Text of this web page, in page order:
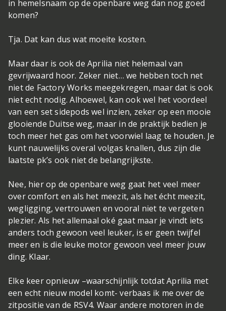
in hemelsnaam op de openbare weg dan nog goed
komen?
Tja. Dat kan dus wat moeite kosten.
Maar daar is ook de Aprilia niet helemaal van
gevrijwaard hoor. Zeker niet… we hebben toch net
niet de Factory Works meegekregen, maar dat is ook
niet echt nodig. Alhoewel, kan ook wel het voordeel
van een set sidepods wel inzien, zeker op een mooie
glooiende Duitse weg, maar in de praktijk bedien je
toch meer het gas om het voorwiel laag te houden. Je
kunt nauwelijks overal volgas knallen, dus zijn die
laatste pk’s ook niet de belangrijkste.
Nee, hier op de openbare weg gaat het veel meer
over comfort en als het meezit, als het écht meezit,
wegligging, vertrouwen en vooral niet te vergeten
plezier. Als het allemaal oké gaat maar je vindt iets
anders toch gewoon veel leuker, is er geen twijfel
meer en is die leuke motor gewoon veel meer jouw
ding. Klaar.
Elke keer opnieuw –waarschijnlijk totdat Aprilia met
een echt nieuw model komt- verbaas ik me over de
zitpositie van de RSV4. Waar andere motoren in de